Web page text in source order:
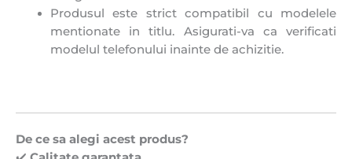
Produsul este strict compatibil cu modelele
mentionate in titlu. Asigurati-va ca verificati
modelul telefonului inainte de achizitie.
De ce sa alegi acest produs?